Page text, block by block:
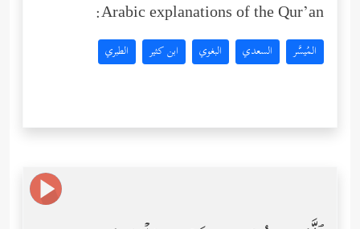
Arabic explanations of the Qur’an:
المُيسَّر السعدي البغوي ابن كثير الطبري